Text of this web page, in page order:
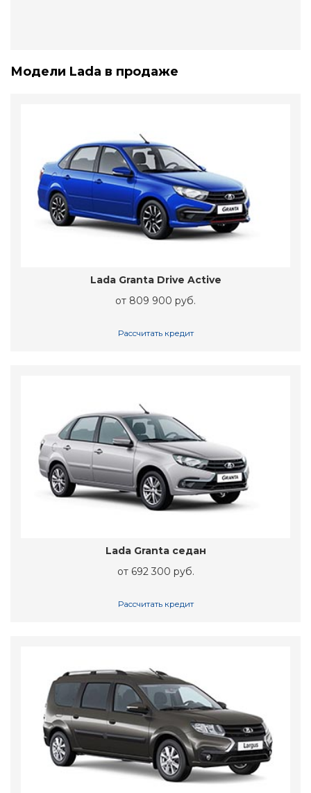
Модели Lada в продаже
Lada Granta Drive Active
от 809 900 руб.
Рассчитать кредит
Lada Granta седан
от 692 300 руб.
Рассчитать кредит